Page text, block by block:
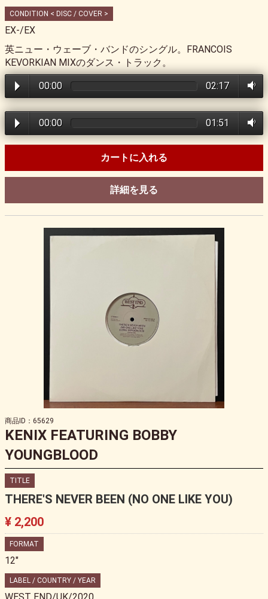
CONDITION < DISC / COVER >
EX-/EX
英ニュー・ウェーブ・バンドのシングル。FRANCOIS
KEVORKIAN MIXのダンス・トラック。
00:00 02:17
00:00 01:51
カートに入れる
詳細を見る
商品ID：65629
KENIX FEATURING BOBBY
YOUNGBLOOD
TITLE
THERE'S NEVER BEEN (NO ONE LIKE YOU)
¥ 2,200
FORMAT
12"
LABEL / COUNTRY / YEAR